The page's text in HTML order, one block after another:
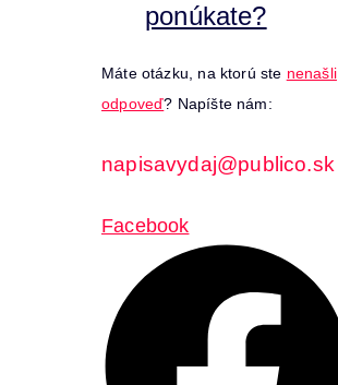
ponúkate?
Máte otázku, na ktorú ste nenašli
odpoveď? Napíšte nám:
napisavydaj@publico.sk
Facebook